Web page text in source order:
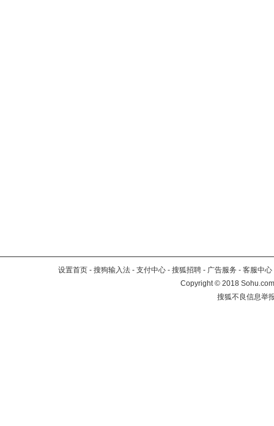
设置首页 - 搜狗输入法 - 支付中心 - 搜狐招聘 - 广告服务 - 客服中心
Copyright©2018
搜狐不良信息举